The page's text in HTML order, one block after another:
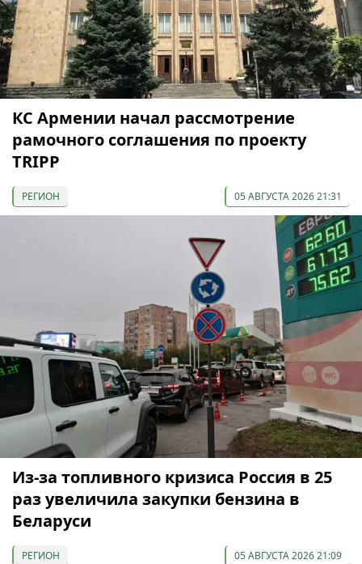
КС Армении начал рассмотрение
рамочного соглашения по проекту
TRIPP
РЕГИОН 05 АВГУСТА 2026 21:31
Из-за топливного кризиса Россия в 25
раз увеличила закупки бензина в
Беларуси
РЕГИОН 05 АВГУСТА 2026 21:09